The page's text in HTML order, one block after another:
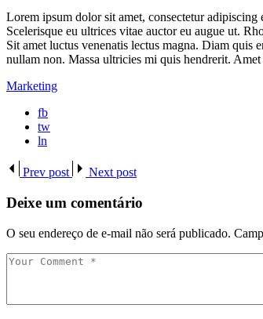
Lorem ipsum dolor sit amet, consectetur
Scelerisque eu ultrices vitae auctor eu augue ut.
Sit amet luctus venenatis lectus magna. Diam
nullam non. Massa ultricies mi quis hendrerit.
Marketing
fb
tw
ln
Prev post Next post
Deixe um comentário
O seu endereço de e-mail não será publicado.